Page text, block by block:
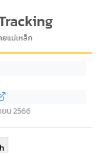
แม่เหล็ก
น 2566